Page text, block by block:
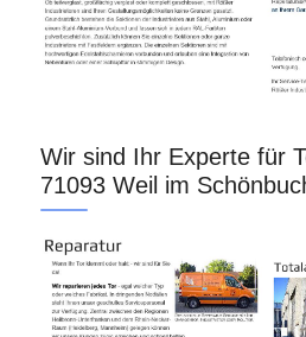
Wir sind Ihr Experte für
71093 Weil im